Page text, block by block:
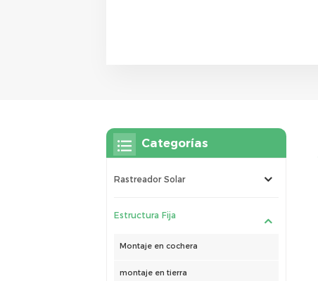
Categorías
Rastreador Solar
Estructura Fija
Montaje en cochera
montaje en tierra